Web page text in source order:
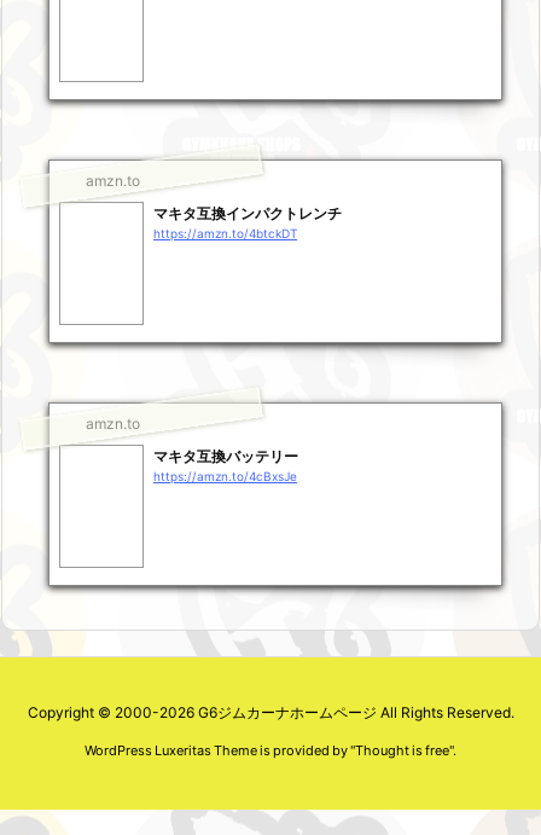
amzn.to
マキタ互換インパクトレンチ
https://amzn.to/4btckDT
amzn.to
マキタ互換バッテリー
https://amzn.to/4cBxsJe
Copyright © 2000-2026 G6ジムカーナホームページ All Rights Reserved.
WordPress Luxeritas Theme is provided by "Thought is free".